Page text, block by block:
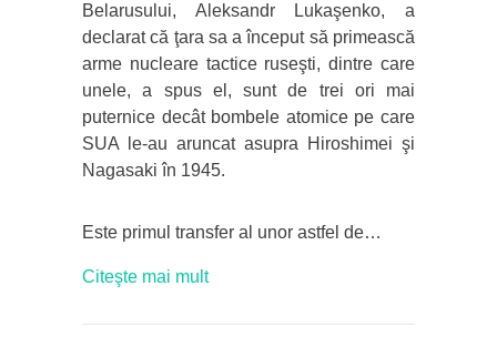
Belarusului, Aleksandr Lukaşenko, a
declarat că ţara sa a început să primească
arme nucleare tactice ruseşti, dintre care
unele, a spus el, sunt de trei ori mai
puternice decât bombele atomice pe care
SUA le-au aruncat asupra Hiroshimei şi
Nagasaki în 1945.
Este primul transfer al unor astfel de…
Citeşte mai mult